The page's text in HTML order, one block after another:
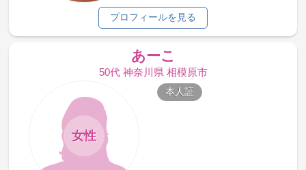
プロフィールを見る
あーこ
50代 神奈川県 相模原市
女性
本人証